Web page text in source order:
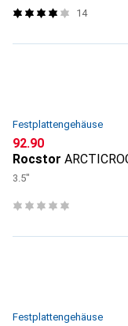
14
Festplattengehäuse
CHF
92.90
Rocstor
3.5"
Festplattengehäuse